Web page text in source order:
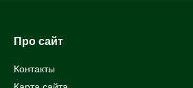
Про сайт
Контакты